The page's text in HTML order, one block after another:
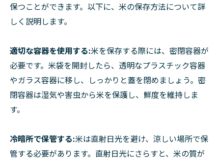
保つことができます。以下に、米の保存方法について詳
しく説明します。
適切な容器を使用する:米を保存する際には、密閉容器が
必要です。米袋を開封したら、透明なプラスチック容器
やガラス容器に移し、しっかりと蓋を閉めましょう。密
閉容器は湿気や害虫から米を保護し、鮮度を維持しま
す。
冷暗所で保管する:米は直射日光を避け、涼しい場所で保
管する必要があります。直射日光にさらすと、米の質が